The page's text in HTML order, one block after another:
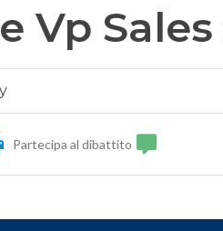
Vp
Partecipa al dibattito